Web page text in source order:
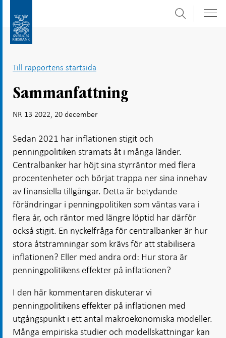
direkt
undersidor
Sök
Till rapportens startsida
Sammanfattning
NR 13 2022, 20 december
Sedan 2021 har inflationen stigit och
penningpolitiken stramats åt i många länder.
Centralbanker har höjt sina styrräntor med flera
procentenheter och börjat trappa ner sina innehav
av finansiella tillgångar. Detta är betydande
förändringar i penningpolitiken som väntas vara i
flera år, och räntor med längre löptid har därför
också stigit. En nyckelfråga för centralbanker är hur
stora åtstramningar som krävs för att stabilisera
inflationen? Eller med andra ord: Hur stora är
penningpolitikens effekter på inflationen?
I den här kommentaren diskuterar vi
penningpolitikens effekter på inflationen med
utgångspunkt i ett antal makroekonomiska modeller.
Många empiriska studier och modellskattningar kan